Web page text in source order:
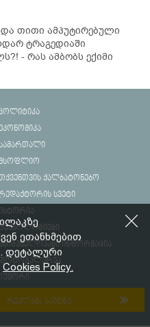
თითი ამპუტირებული
ტრაგედიაში
- რას ამბობს ექიმი
სამართალი
ქალბატონებო
სვეტი
ისტორია
ტექნოლოგიები
ინფორმაცია
ფოტოგალერეა
იუმორი
რეკლამა საიტზე
ეთანხმებით
დეტალური
Cookies Policy.